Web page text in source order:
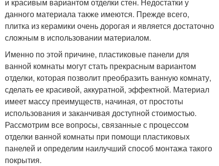
данного материала также имеются. Прежде всего,
плитка из керамики очень дорогая и является достаточно
сложным в использовании материалом.
Именно по этой причине, пластиковые панели для
ванной комнаты могут стать прекрасным вариантом
отделки, которая позволит преобразить ванную комнату,
сделать ее красивой, аккуратной, эффектной. Материал
имеет массу преимуществ, начиная, от простоты
использования и заканчивая доступной стоимостью.
Рассмотрим все вопросы, связанные с процессом
отделки ванной комнаты при помощи пластиковых
панелей и определим наилучший способ монтажа такого
покрытия.